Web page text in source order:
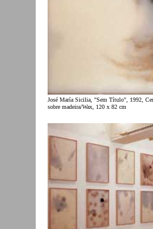
José María Sicilia, "Sem Título", 1992,
sobre madeira/Wax, 120 x 82 cm